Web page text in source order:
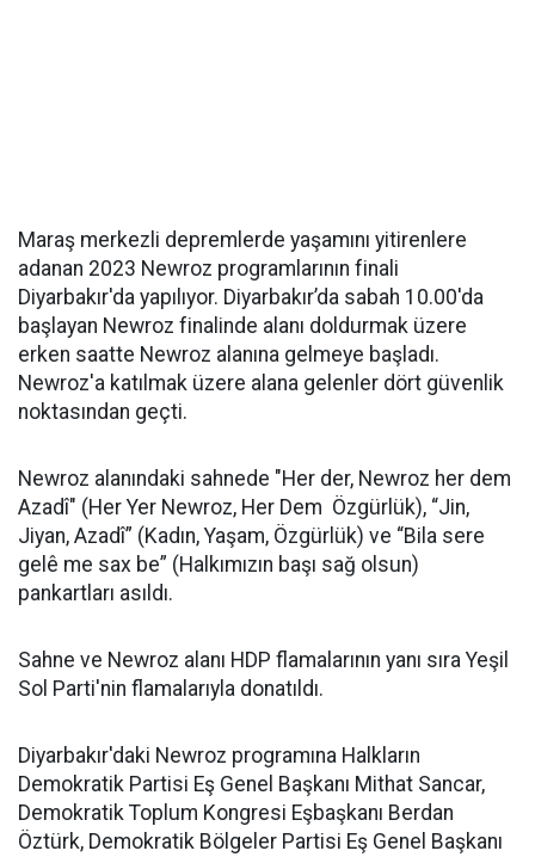
Maraş merkezli depremlerde yaşamını yitirenlere
adanan 2023 Newroz programlarının finali
Diyarbakır'da yapılıyor. Diyarbakır’da sabah 10.00'da
başlayan Newroz finalinde alanı doldurmak üzere
erken saatte Newroz alanına gelmeye başladı.
Newroz'a katılmak üzere alana gelenler dört güvenlik
noktasından geçti.
Newroz alanındaki sahnede "Her der, Newroz her dem
Azadî" (Her Yer Newroz, Her Dem Özgürlük), “Jin,
Jiyan, Azadî” (Kadın, Yaşam, Özgürlük) ve “Bila sere
gelê me sax be” (Halkımızın başı sağ olsun)
pankartları asıldı.
Sahne ve Newroz alanı HDP flamalarının yanı sıra Yeşil
Sol Parti'nin flamalarıyla donatıldı.
Diyarbakır'daki Newroz programına Halkların
Demokratik Partisi Eş Genel Başkanı Mithat Sancar,
Demokratik Toplum Kongresi Eşbaşkanı Berdan
Öztürk, Demokratik Bölgeler Partisi Eş Genel Başkanı